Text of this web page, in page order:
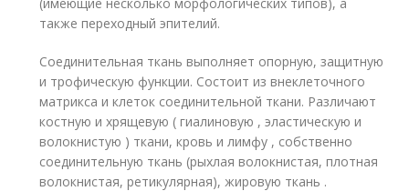
также переходный эпителий.
Соединительная ткань выполняет опорную, защитную
и трофическую функции. Состоит из внеклеточного
матрикса и клеток соединительной ткани. Различают
костную и хрящевую ( гиалиновую , эластическую и
волокнистую ) ткани, кровь и лимфу , собственно
соединительную ткань (рыхлая волокнистая, плотная
волокнистая, ретикулярная), жировую ткань .